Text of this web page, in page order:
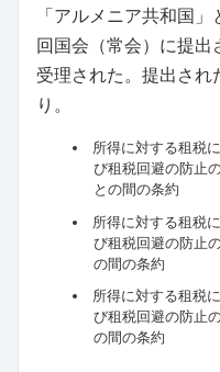
「アルメニア共和国
回国会（常会）に提出
受理された。提出され
り。
所得に対する租税
び租税回避の防止
との間の条約
所得に対する租税
び租税回避の防止
の間の条約
所得に対する租税
び租税回避の防止
の間の条約